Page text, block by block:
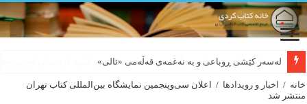
لەسەر کێشی ڕوباعی و به نەغمەی قەڵەمی «ئالی»
خانه / اخبار و رویدادها /
اعلان سی‌وپنجمین نمایشگاه بین‌المللی کتاب تهران
منتشر شد